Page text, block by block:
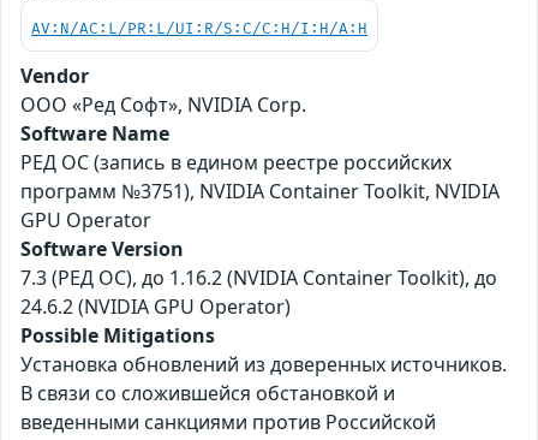
AV:N/AC:L/PR:L/UI:R/S:C/C:H/I:H/A:H
Vendor
ООО «Ред Софт», NVIDIA Corp.
Software Name
РЕД ОС (запись в едином реестре российских
программ №3751), NVIDIA Container Toolkit, NVIDIA
GPU Operator
Software Version
7.3 (РЕД ОС), до 1.16.2 (NVIDIA Container Toolkit), до
24.6.2 (NVIDIA GPU Operator)
Possible Mitigations
Установка обновлений из доверенных источников.
В связи со сложившейся обстановкой и
введенными санкциями против Российской